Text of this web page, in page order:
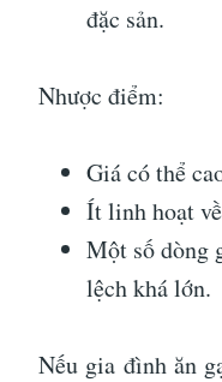
đặc sản.
Nhược điểm:
Giá có thể
Ít linh hoạt
Một số dòng
lệch khá lớn.
Nếu gia đình ăn